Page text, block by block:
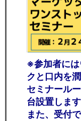
※参加者には
クと口内を
セミナール
台設置します
また、受付